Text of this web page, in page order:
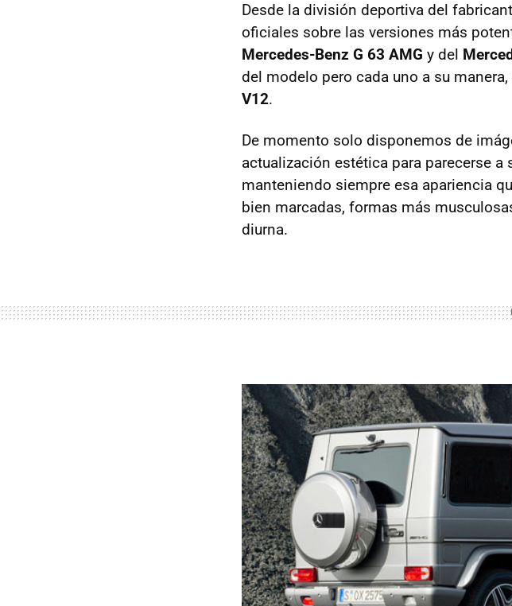
Desde la división deportiva del
oficiales sobre las versiones más
Mercedes-Benz G 63 AMG y del
del modelo pero cada uno a su
V12.
De momento solo disponemos de
actualización estética para parecerse
manteniendo siempre esa apariencia
bien marcadas, formas más
diurna.